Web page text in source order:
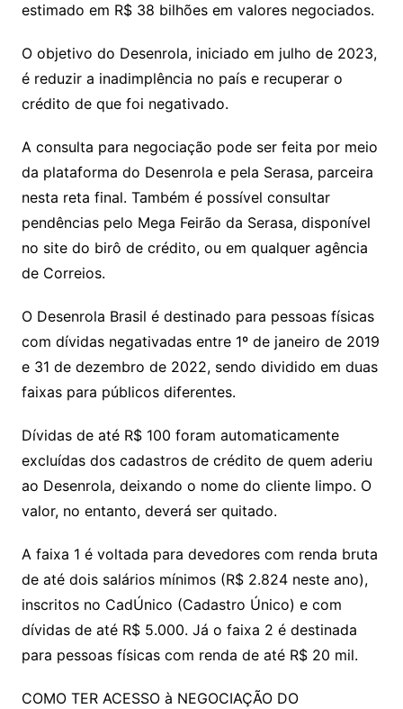
estimado em R$ 38 bilhões em valores negociados.
O objetivo do Desenrola, iniciado em julho de 2023,
é reduzir a inadimplência no país e recuperar o
crédito de que foi negativado.
A consulta para negociação pode ser feita por meio
da plataforma do Desenrola e pela Serasa, parceira
nesta reta final. Também é possível consultar
pendências pelo Mega Feirão da Serasa, disponível
no site do birô de crédito, ou em qualquer agência
de Correios.
O Desenrola Brasil é destinado para pessoas físicas
com dívidas negativadas entre 1º de janeiro de 2019
e 31 de dezembro de 2022, sendo dividido em duas
faixas para públicos diferentes.
Dívidas de até R$ 100 foram automaticamente
excluídas dos cadastros de crédito de quem aderiu
ao Desenrola, deixando o nome do cliente limpo. O
valor, no entanto, deverá ser quitado.
A faixa 1 é voltada para devedores com renda bruta
de até dois salários mínimos (R$ 2.824 neste ano),
inscritos no CadÚnico (Cadastro Único) e com
dívidas de até R$ 5.000. Já o faixa 2 é destinada
para pessoas físicas com renda de até R$ 20 mil.
COMO TER ACESSO à NEGOCIAÇÃO DO